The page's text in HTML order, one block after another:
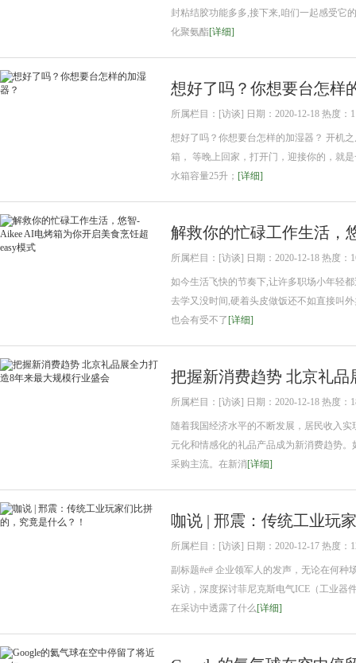
封粘结胶功能多多,接下来,咱们一起感受它
化聚氨酯[详细]
想好了吗？你想要台怎样
所属栏目：[访谈] 日期：2020-12-18 热度：
想好了吗？你想要台怎样的加湿器？ 开机
箱， 等晚上回家，打开门，迎接你的，就
水箱容量25升； [详细]
解救你的忙碌工作生活，
所属栏目：[访谈] 日期：2020-12-18 热度：
如今生活飞快的节奏下,让许多职场小年轻
去学又没时间,硬着头皮做饭还不如直接叫
也会有受不了 [详细]
把握新消费趋势 北京礼
所属栏目：[访谈] 日期：2020-12-18 热度：
随着我国经济水平的不断发展，居民收入
元化和情感化的礼品产品成为新消费趋势
采购主流。在新消[详细]
咖说 | 邢震：传统工业玩
所属栏目：[访谈] 日期：2020-12-17 热度：
副标题#e# 企业领军人的发声，无论在何
采访，深度探讨菲尼克斯电气ICE（工业器
在采访中透露了什么[详细]